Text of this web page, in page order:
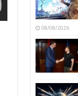
08/08/2026